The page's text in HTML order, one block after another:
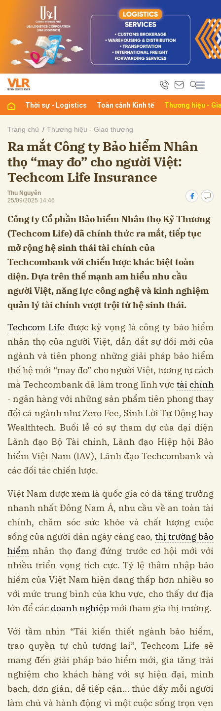
Thời sự - Logistics Toàn cảnh Kinh tế Thương hiệu -
Trang chủ Thương hiệu - Giao thương
Ra mắt Công ty Bảo hiểm Nhân
thọ “may đo” cho người Việt:
Techcom Life Insurance
Thu Nguyên
25/09/2025 14:46
Công ty Cổ phần Bảo hiểm Nhân thọ Kỹ Thương
(Techcom Life) đã chính thức ra mắt, tiếp tục
mở rộng hệ sinh thái tài chính của
Techcombank với chiến lược khác biệt toàn
diện. Dựa trên thế mạnh am hiểu nhu cầu
người Việt, năng lực công nghệ và kinh nghiệm
quản lý tài chính vượt trội từ hệ sinh thái.
Techcom Life được kỳ vọng là công ty bảo hiểm
nhân thọ của người Việt, dẫn dắt sự đổi mới của
ngành và tiên phong những giải pháp bảo hiểm
thế hệ mới “may đo” cho người Việt, tương tự cách
mà Techcombank đã làm trong lĩnh vực tài chính
- ngân hàng với những sản phẩm tiên phong thay
đổi cả ngành như Zero Fee, Sinh Lời Tự Động hay
Wealthtech. Buổi lễ có sự tham dự của đại diện
Lãnh đạo Bộ Tài chính, Lãnh đạo Hiệp hội Bảo
hiểm Việt Nam (IAV), Lãnh đạo Techcombank và
các đối tác chiến lược.
Việt Nam được xem là quốc gia có đà tăng trưởng
nhanh nhất Đông Nam Á, nhu cầu về an toàn tài
chính, chăm sóc sức khỏe và chất lượng cuộc
sống của người dân ngày càng cao, thị trường bảo
hiểm nhân thọ đang đứng trước cơ hội mới với
nhiều triển vọng tích cực. Tỷ lệ thâm nhập bảo
hiểm của Việt Nam hiện đang thấp hơn nhiều so
với mức trung bình của khu vực, cho thấy dư địa
lớn để các doanh nghiệp mới tham gia thị trường.
Với tầm nhìn “Tái kiến thiết ngành bảo hiểm,
trao quyền tự chủ tương lai”, Techcom Life sẽ
mang đến giải pháp bảo hiểm mới, gia tăng trải
nghiệm cho khách hàng với sự hiện đại, minh
bạch, đơn giản, dễ tiếp cận… thúc đẩy mỗi người
làm chủ và hành động vì một cuộc sống trọn vẹn
luận
Hủy